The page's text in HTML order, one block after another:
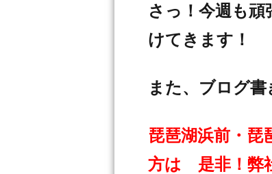
さっ！今週も
けてきます！
また、ブログ書
琵琶湖浜前・
方は 是非！弊